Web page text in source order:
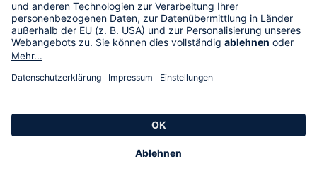
HSE International